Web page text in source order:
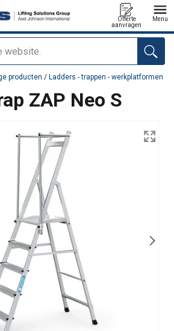
Offerte
aanvragen
Menu
producten / Ladders - trappen - werkplatformen
ZAP Neo S